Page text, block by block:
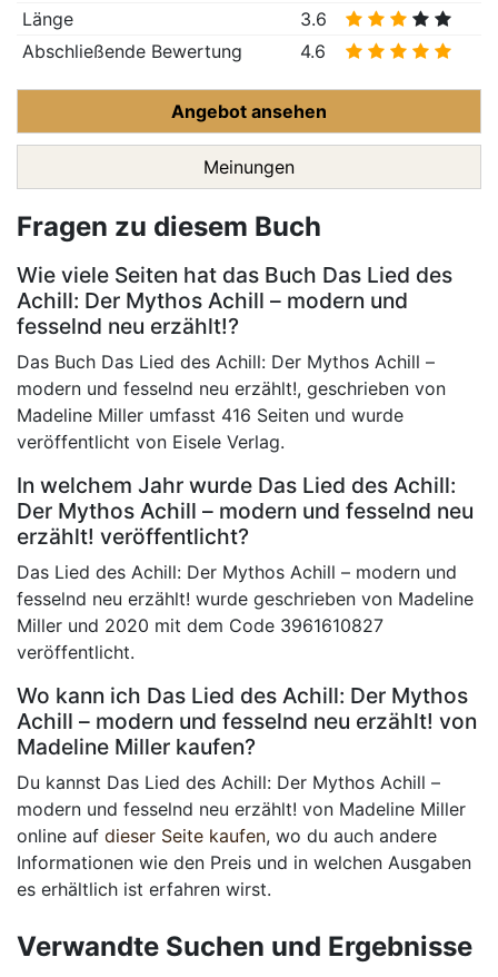
Länge
3.6
Abschließende Bewertung
4.6
Angebot ansehen
Meinungen
Fragen zu diesem Buch
Wie viele Seiten hat das Buch Das Lied des
Achill: Der Mythos Achill – modern und
fesselnd neu erzählt!?
Das Buch Das Lied des Achill: Der Mythos Achill –
modern und fesselnd neu erzählt!, geschrieben von
Madeline Miller umfasst 416 Seiten und wurde
veröffentlicht von Eisele Verlag.
In welchem Jahr wurde Das Lied des Achill:
Der Mythos Achill – modern und fesselnd neu
erzählt! veröffentlicht?
Das Lied des Achill: Der Mythos Achill – modern und
fesselnd neu erzählt! wurde geschrieben von Madeline
Miller und 2020 mit dem Code 3961610827
veröffentlicht.
Wo kann ich Das Lied des Achill: Der Mythos
Achill – modern und fesselnd neu erzählt! von
Madeline Miller kaufen?
Du kannst Das Lied des Achill: Der Mythos Achill –
modern und fesselnd neu erzählt! von Madeline Miller
online auf dieser Seite kaufen, wo du auch andere
Informationen wie den Preis und in welchen Ausgaben
es erhältlich ist erfahren wirst.
Verwandte Suchen und Ergebnisse